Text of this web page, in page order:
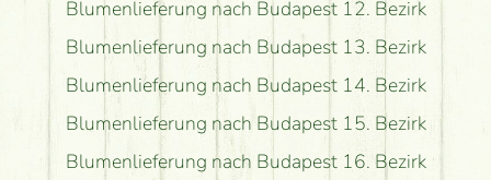
Blumenlieferung nach Budapest 12. Bezirk
Blumenlieferung nach Budapest 13. Bezirk
Blumenlieferung nach Budapest 14. Bezirk
Blumenlieferung nach Budapest 15. Bezirk
Blumenlieferung nach Budapest 16. Bezirk